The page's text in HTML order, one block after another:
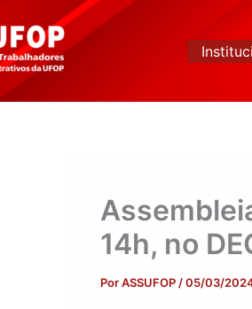
14h, no
PorASSUFOP /05/03/